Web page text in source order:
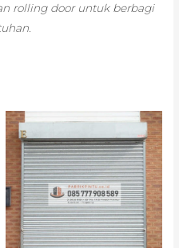
rolling door untuk berbagi